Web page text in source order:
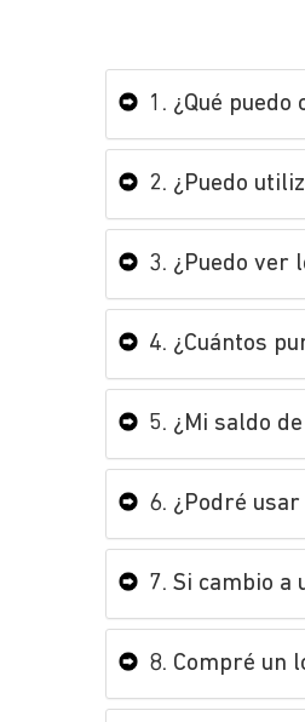
1. ¿Qué
2. ¿Puedo
3. ¿Puedo ver
4. ¿Cuántos
5. ¿Mi saldo
6. ¿Podré
7. Si cambio
8. Compré un